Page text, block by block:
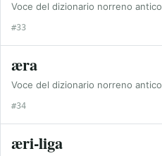
Voce del dizionario norreno antico
#33
æra
Voce del dizionario norreno antico
#34
æri-liga